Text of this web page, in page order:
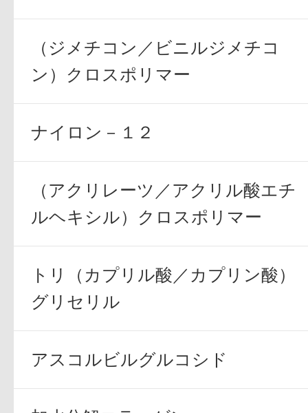
スキンケア
メイクアップ
（ジメチコン／ビニルジメチコ
ン）クロスポリマー
ナイロン－１２
（アクリレーツ／アクリル酸エチ
ルヘキシル）クロスポリマー
トリ（カプリル酸／カプリン酸）
グリセリル
アスコルビルグルコシド